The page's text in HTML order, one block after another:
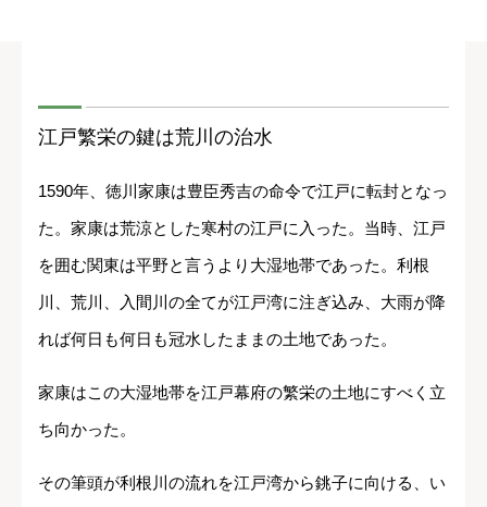
江戸繁栄の鍵は荒川の治水
1590年、徳川家康は豊臣秀吉の命令で江戸に転封となっ
た。家康は荒涼とした寒村の江戸に入った。当時、江戸
を囲む関東は平野と言うより大湿地帯であった。利根
川、荒川、入間川の全てが江戸湾に注ぎ込み、大雨が降
れば何日も何日も冠水したままの土地であった。
家康はこの大湿地帯を江戸幕府の繁栄の土地にすべく立
ち向かった。
その筆頭が利根川の流れを江戸湾から銚子に向ける、い